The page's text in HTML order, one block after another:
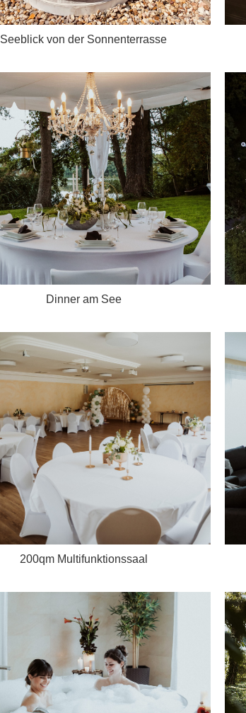
Seeblick von der Sonnenterrasse
Dinner am See
200qm Multifunktionssaal